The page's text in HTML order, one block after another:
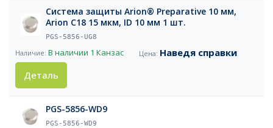
Система защиты Arion® Preparative 10 мм,
Arion C18 15 мкм, ID 10 мм 1 шт.
PGS-5856-UG8
В наличии 1 Канзас
Наведя справки
Деталь
PGS-5856-WD9
PGS-5856-WD9